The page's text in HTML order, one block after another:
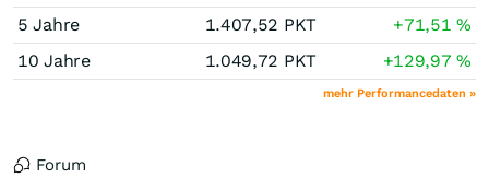
5 Jahre
1.407,52 PKT +71,51%
10 Jahre
1.049,72 PKT +129,97%
mehr Performancedaten »
Forum